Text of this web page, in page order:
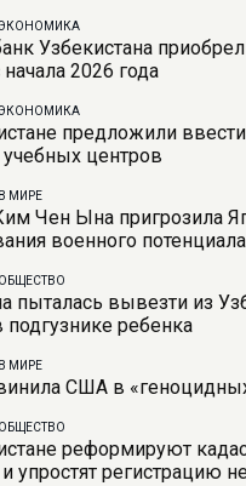
Узбекистана
начала 2026 года
предложили
учебных центров
В МИРЕ
Чен Ына пригрозила
военного потенциала
ОБЩЕСТВО
пыталась вывезти из
подгузнике ребенка
В МИРЕ
США в
ОБЩЕСТВО
реформируют
и упростят регистрацию